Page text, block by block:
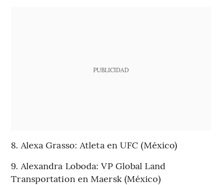
PUBLICIDAD
8. Alexa Grasso: Atleta en UFC (México)
9. Alexandra Loboda: VP Global Land
Transportation en Maersk (México)